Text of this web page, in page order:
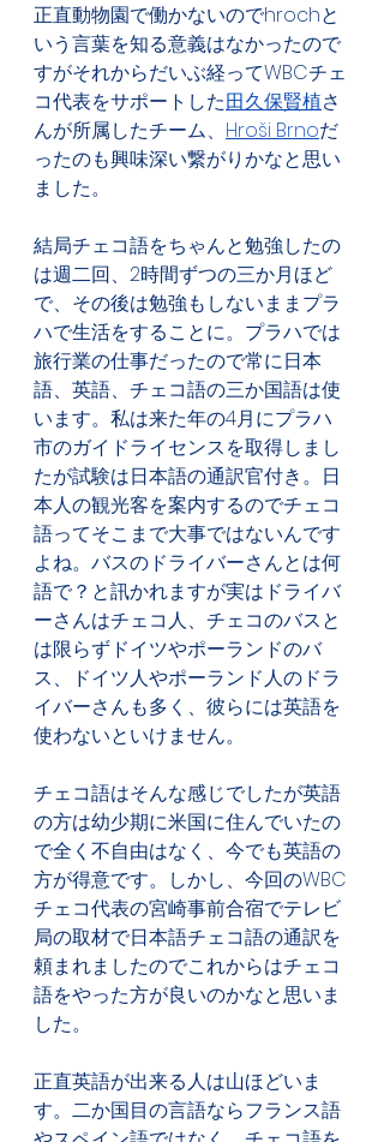
正直動物園で働かないのでhrochと
いう言葉を知る意義はなかったので
すがそれからだいぶ経ってWBCチェ
コ代表をサポートした田久保賢植さ
んが所属したチーム、 Hroši Brnoだ
ったのも興味深い繋がりかなと思い
ました。
結局チェコ語をちゃんと勉強したの
は週二回、2時間ずつの三か月ほど
で、その後は勉強もしないままプラ
ハで生活をすることに。プラハでは
旅行業の仕事だったので常に日本
語、英語、チェコ語の三か国語は使
います。私は来た年の4月にプラハ
市のガイドライセンスを取得しまし
たが試験は日本語の通訳官付き。日
本人の観光客を案内するのでチェコ
語ってそこまで大事ではないんです
よね。バスのドライバーさんとは何
語で？と訊かれますが実はドライバ
ーさんはチェコ人、チェコのバスと
は限らずドイツやポーランドのバ
ス、ドイツ人やポーランド人のドラ
イバーさんも多く、彼らには英語を
使わないといけません。
チェコ語はそんな感じでしたが英語
の方は幼少期に米国に住んでいたの
で全く不自由はなく、今でも英語の
方が得意です。しかし、今回のWBC
チェコ代表の宮崎事前合宿でテレビ
局の取材で日本語チェコ語の通訳を
頼まれましたのでこれからはチェコ
語をやった方が良いのかなと思いま
した。
正直英語が出来る人は山ほどいま
す。二か国目の言語ならフランス語